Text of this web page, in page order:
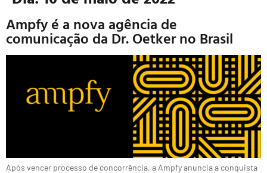
Ampfy é a nova agência de
comunicação da Dr. Oetker no Brasil
Após vencer processo de concorrência, a Ampfy anuncia a conquista